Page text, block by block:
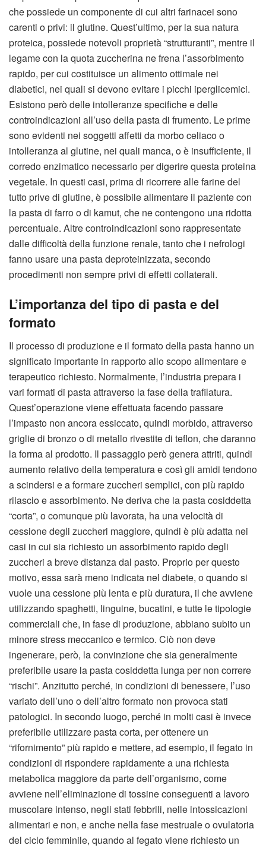
che possiede un componente di cui altri farinacei sono
carenti o privi: il glutine. Quest’ultimo, per la sua natura
proteica, possiede notevoli proprietà “strutturanti”, mentre il
legame con la quota zuccherina ne frena l’assorbimento
rapido, per cui costituisce un alimento ottimale nei
diabetici, nei quali si devono evitare i picchi iperglicemici.
Esistono però delle intolleranze specifiche e delle
controindicazioni all’uso della pasta di frumento. Le prime
sono evidenti nei soggetti affetti da morbo celiaco o
intolleranza al glutine, nei quali manca, o è insufficiente, il
corredo enzimatico necessario per digerire questa proteina
vegetale. In questi casi, prima di ricorrere alle farine del
tutto prive di glutine, è possibile alimentare il paziente con
la pasta di farro o di kamut, che ne contengono una ridotta
percentuale. Altre controindicazioni sono rappresentate
dalle difficoltà della funzione renale, tanto che i nefrologi
fanno usare una pasta deproteinizzata, secondo
procedimenti non sempre privi di effetti collaterali.
L’importanza del tipo di pasta e del
formato
Il processo di produzione e il formato della pasta hanno un
significato importante in rapporto allo scopo alimentare e
terapeutico richiesto. Normalmente, l’industria prepara i
vari formati di pasta attraverso la fase della trafilatura.
Quest’operazione viene effettuata facendo passare
l’impasto non ancora essiccato, quindi morbido, attraverso
griglie di bronzo o di metallo rivestite di teflon, che daranno
la forma al prodotto. Il passaggio però genera attriti, quindi
aumento relativo della temperatura e così gli amidi tendono
a scindersi e a formare zuccheri semplici, con più rapido
rilascio e assorbimento. Ne deriva che la pasta cosiddetta
“corta”, o comunque più lavorata, ha una velocità di
cessione degli zuccheri maggiore, quindi è più adatta nei
casi in cui sia richiesto un assorbimento rapido degli
zuccheri a breve distanza dal pasto. Proprio per questo
motivo, essa sarà meno indicata nel diabete, o quando si
vuole una cessione più lenta e più duratura, il che avviene
utilizzando spaghetti, linguine, bucatini, e tutte le tipologie
commerciali che, in fase di produzione, abbiano subito un
minore stress meccanico e termico. Ciò non deve
ingenerare, però, la convinzione che sia generalmente
preferibile usare la pasta cosiddetta lunga per non correre
“rischi”. Anzitutto perché, in condizioni di benessere, l’uso
variato dell’uno o dell’altro formato non provoca stati
patologici. In secondo luogo, perché in molti casi è invece
preferibile utilizzare pasta corta, per ottenere un
“rifornimento” più rapido e mettere, ad esempio, il fegato in
condizioni di rispondere rapidamente a una richiesta
metabolica maggiore da parte dell’organismo, come
avviene nell’eliminazione di tossine conseguenti a lavoro
muscolare intenso, negli stati febbrili, nelle intossicazioni
alimentari e non, e anche nella fase mestruale o ovulatoria
del ciclo femminile, quando al fegato viene richiesto un